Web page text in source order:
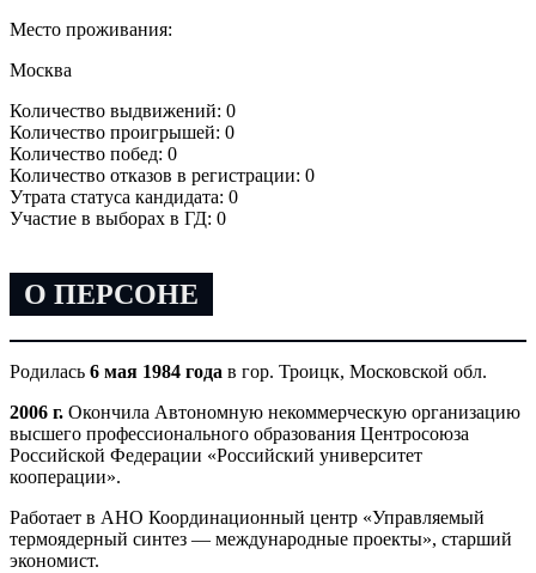
Место проживания:
Москва
Количество выдвижений: 0
Количество проигрышей: 0
Количество побед: 0
Количество отказов в регистрации: 0
Утрата статуса кандидата: 0
Участие в выборах в ГД: 0
О ПЕРСОНЕ
Родилась 6 мая 1984 года в гор. Троицк, Московской обл.
2006 г. Окончила Автономную некоммерческую организацию
высшего профессионального образования Центросоюза
Российской Федерации «Российский университет
кооперации».
Работает в АНО Координационный центр «Управляемый
термоядерный синтез — международные проекты», старший
экономист.